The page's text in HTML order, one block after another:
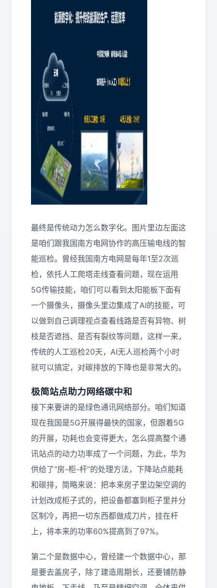
最终是传统动力怎么数字化。图片里边左面这
是咱们跟我国南方电网协作的高压输电线的智
能巡检。曾经我国南方电网是每年1至2次巡
检，依托人工爬塔走线查看问题，现在运用
5G传输技能，咱们可以看到太阳能板下面有
一个摄像头，摄像头里边集成了AI的技能，可
以做到自己调理视点查看线路是否有异物、树
枝是否遮挡、是否有裂纹等问题，这样一来，
传统的人工巡检20天，AI无人巡检两个小时
就可以搞定，对碳排放的下降也是非常大的。
极简站点助力网络碳中和
接下来要讲的是绿色通讯网络部分。咱们知道
现在我国是5G开展得最快的国家，但跟着5G
的开展，功耗也会变得更大，怎么提高整个通
讯站点的动力功率成了一个问题，为此，华为
供给了“房-柜-杆”的处理方法，下降站点能耗
和碳排，简略来说：把本来房子里边架空调的
计划改成柜子式的，把设备都塞到柜子里并分
区制冷，再把一切东西都做成刀片，挂在杆
上，将本来的功率60%提高到了97%。
第二个是数据中心，曾经建一个数据中心，那
是要去盖房子，除了建造周期长，还要铺防静